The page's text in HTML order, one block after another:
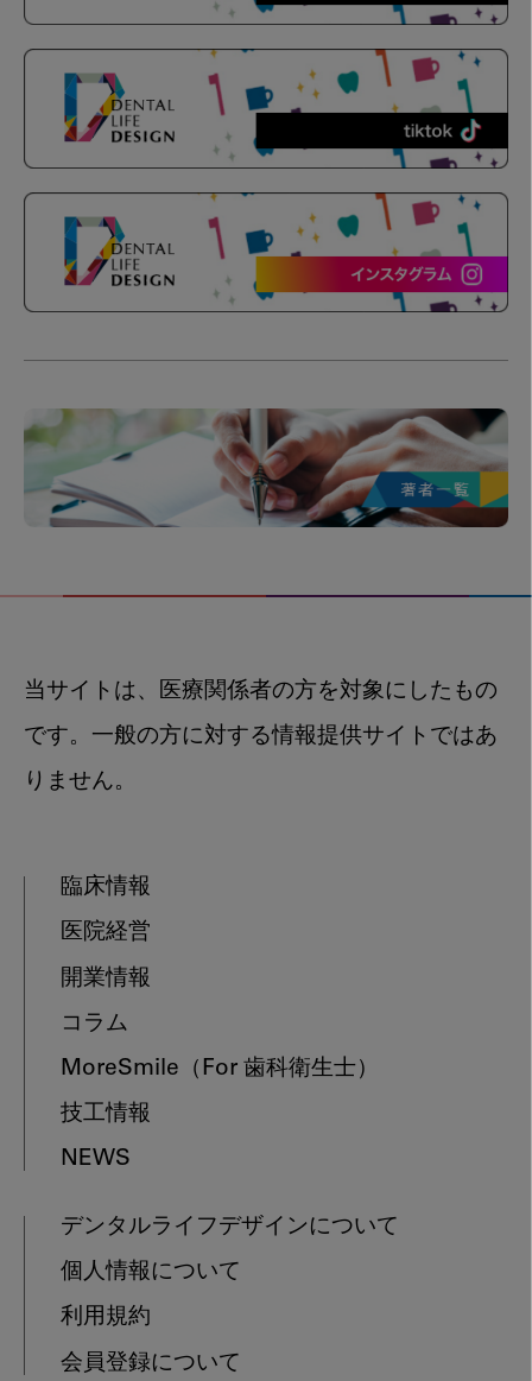
当サイトは、医療関係者の方を対象にしたもの
です。一般の方に対する情報提供サイトではあ
りません。
臨床情報
医院経営
開業情報
コラム
MoreSmile （For 歯科衛生士）
技工情報
NEWS
デンタルライフデザインについて
個人情報について
利用規約
会員登録について